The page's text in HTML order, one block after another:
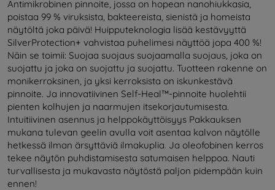
Antimikrobinen pinnoite, jossa on hopean nanohiukkasia,
poistaa 99 % viruksista, bakteereista, sienistä ja homeista
näytöltä joka päivä! Huipputeknologia lisää kestävyyttä
SilverProtection+ vahvistaa puhelimesi näyttöä jopa 400 %!
Näin se toimii: Suojaa suojaus suojaamalla suojaus, joka on
suojattu ja joka on suojattu ja suojattu. Tuotteen rakenne on
monikerroksinen, ja yksi kerroksista on iskunkestävä
pinnoite. Ja innovatiivinen Self-Heal™-pinnoite huolehtii
pienten kolhujen ja naarmujen itsekorjautumisesta.
Intuitiivinen asennus ja helppokäyttöisyys Pakkauksen
mukana tulevan geelin avulla voit asentaa kalvon näytölle
hetkessä ilman ärsyttäviä ilmakuplia. Ja oleofobinen kerros
tekee näytön puhdistamisesta satumaisen helppoa. Nauti
turvallisesta ja mukavasta näytöstä paljon pidempään kuin
ennen!